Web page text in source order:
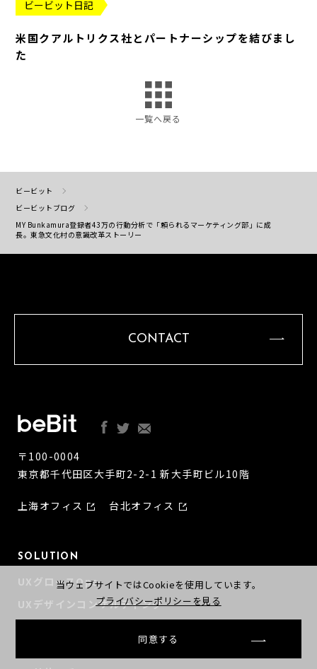
ビービット日記
米国クアルトリクス社とパートナーシップを結びまし
た
一覧へ戻る
ビービット
ビービットブログ
MY Bunkamura登録者43万の行動分析で「頼られるマーケティング部」に成
長。東急文化村の意識改革ストーリー
CONTACT
〒100-0004
東京都千代田区大手町2-2-1 新大手町ビル10階
上海オフィス 台北オフィス
SOLUTION
UXグロースOps
UXデザインコンサルティング
当ウェブサイトではCookieを使用しています。
プライバシーポリシーを見る
同意する